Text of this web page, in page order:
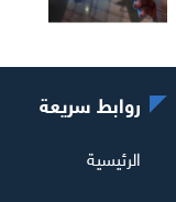
روابط سريعة
الرئيسية